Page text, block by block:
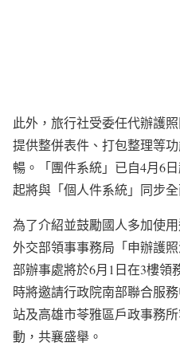
此外，旅行社受委任代辦護
提供整併表件、打包整理等
暢。「團件系統」已自4月6
起將與「個人件系統」同步全
為了介紹並鼓勵國人多加使
外交部領事事務局「申辦護
部辦事處將於6月1日在3樓領
時將邀請行政院南部聯合服
站及高雄市苓雅區戶政事務
動，共襄盛舉。